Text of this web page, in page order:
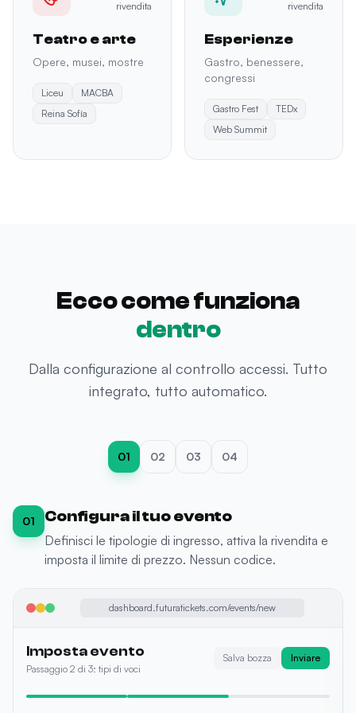
rivendita
Teatro e arte
Opere, musei, mostre
Liceu
MACBA
Reina Sofía
rivendita
Esperienze
Gastro, benessere,
congressi
Gastro Fest
TEDx
Web Summit
Ecco come funziona
dentro
Dalla configurazione al controllo accessi. Tutto
integrato, tutto automatico.
01 02 03 04
02 I fan comprano e rivendono
Il tuo evento appare nel marketplace. I fan acquistano
e rivendono in totale sicurezza.
futuratickets.com/secondary-market
Futura Market
3 biglietti disponibili per Elrow Barcellona